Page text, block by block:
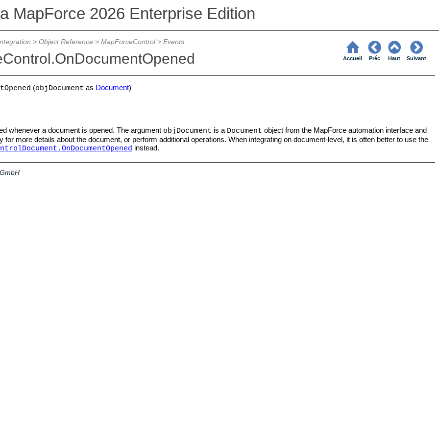
MapForce 2026 Enterprise Edition
> Object Reference> MapForceControl> Events
Accueil Préc Haut Suivant
(objDocument as Document)
whenever a document is opened. The argument objDocument is a Document object from the MapForce automation interface and
for more details about the document, or perform additional operations. When integrating on document-level, it is often better to use the
instead.